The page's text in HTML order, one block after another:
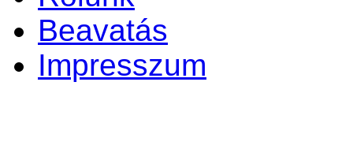
Beavatás
Impresszum